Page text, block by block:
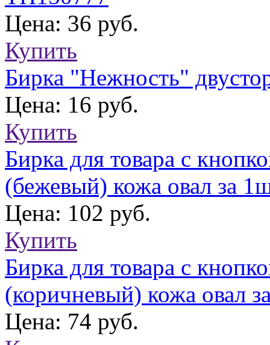
Цена: 36 руб.
Купить
Бирка "Нежность"
Цена: 16 руб.
Купить
Бирка для товара с
(бежевый) кожа овал за
Цена: 102 руб.
Купить
Бирка для товара с
(коричневый) кожа овал
Цена: 74 руб.